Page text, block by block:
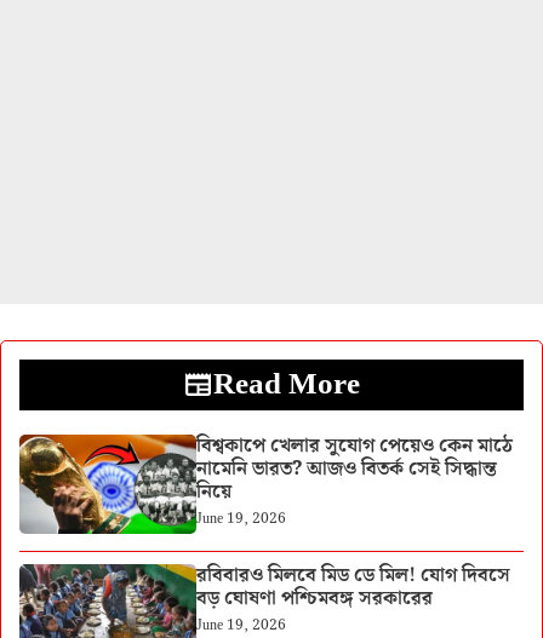
Read More
বিশ্বকাপে খেলার সুযোগ পেয়েও কেন মাঠে
নামেনি ভারত? আজও বিতর্ক সেই সিদ্ধান্ত
নিয়ে
June 19, 2026
রবিবারও মিলবে মিড ডে মিল! যোগ দিবসে
বড় ঘোষণা পশ্চিমবঙ্গ সরকারের
June 19, 2026